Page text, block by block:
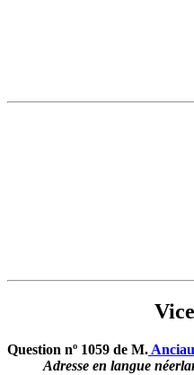
Question nº 1059 de M.
Adresse en langue